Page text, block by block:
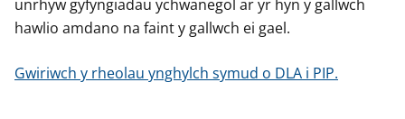
unrhyw gyfyngiadau ychwanegol ar yr hyn y gallwch
hawlio amdano na faint y gallwch ei gael.
Gwiriwch y rheolau ynghylch symud o DLA i PIP.